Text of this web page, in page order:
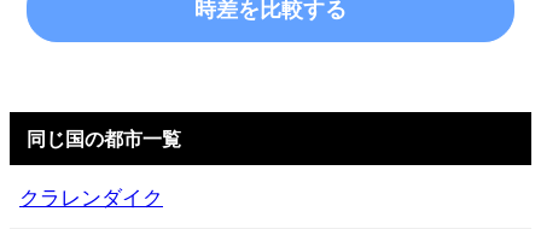
時差を比較する
同じ国の都市一覧
クラレンダイク